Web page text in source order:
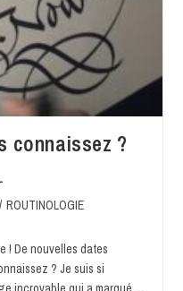
connaissez ?
/ ROUTINOLOGIE
! De nouvelles dates
? Je suis si